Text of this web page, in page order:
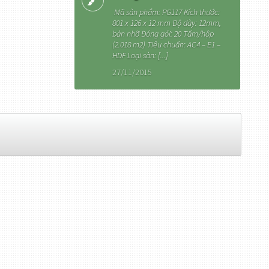
Mã sản phẩm: PG117 Kích thước:
801 x 126 x 12 mm Độ dày: 12mm,
bản nhỡ Đóng gói: 20 Tấm/hộp
(2.018 m2) Tiêu chuẩn: AC4 – E1 –
HDF Loại sàn: [...]
27/11/2015